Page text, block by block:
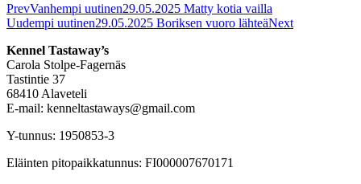
PrevVanhempi uutinen29.05.2025 Matty kotia vailla
Uudempi uutinen29.05.2025 Boriksen vuoro lähteäNext
Kennel Tastaway’s
Carola Stolpe-Fagernäs
Tastintie 37
68410 Alaveteli
E-mail: kenneltastaways@gmail.com
Y-tunnus: 1950853-3
Eläinten pitopaikkatunnus: FI000007670171